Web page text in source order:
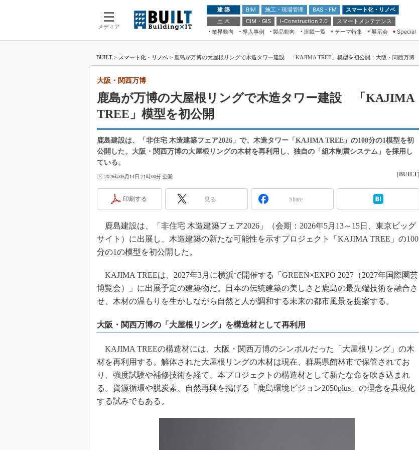
メディア
建 築 BIM 施工・現場管理 BAS・FM
スマート化・リノベ
土 木
CIM・GIS i-Construction 2.0
スマートメンテナンス
業界動向
導入事例 製品動向 連載一覧
テーマ特集
ドローンがもたらす建設業界の“ゲー
ムチェンジ” Ver.2.0
“Society5.0”時代のスマートビル
展示会
第8回 国際 建設・測量展
築・土木・不動産の先端技術展－
メンテナンス・レジリエンスOSAKA
日本 ものづくりワールド 2020
IGAS2018
Special
BUILT > スマート化・リノベ > 鹿島が万博の大屋根リングで木造タワー建設 「KAJIMA TREE」模型を初公開：大阪・関西万博
鹿島が万博の大屋根リングで木造タワー建設 「KAJIMA
TREE」模型を初公開
大阪・関西万博
鹿島建設は、「非住宅 木造建築フェア2026」で、木造タワー「KAJIMA TREE」の100分の1模型を初
公開した。大阪・関西万博の大屋根リングの木材を再利用し、独自の「組木制震システム」を採用し
ている。
2026年05月14日 21時00分 公開 [BUILT]
印刷する 見る Share
鹿島建設は、「非住宅 木造建築フェア2026」（会期：2026年5月13～15日、東京ビッグ
サイト）に出展し、木造建築の新たな可能性を示すプロジェクト「KAJIMA TREE」の100
分の1の模型を初公開した。
KAJIMA TREEは、2027年3月に横浜で開催する「GREEN×EXPO 2027（2027年国際園芸
博覧会）」に出展予定の建築物だ。日本の伝統建築の美しさと鹿島の最先端技術を融合さ
せ、木材の温もりを生かしながら自然と人が調和する未来の都市風景を提案する。
大阪・関西万博の「大屋根リング」を構造材として再利用
KAJIMA TREEの構造材には、大阪・関西万博のシンボルだった「大屋根リング」の木
材を再利用する。解体された大屋根リングの木材は現在、群馬県館林市で保管されてお
り、強度試験や補修技術を経て、本プロジェクトの構造材として新たな命を吹き込まれ
る。資源循環や脱炭素、自然再興を掲げる「鹿島環境ビジョン2050plus」の理念を具現化
する試みでもある。